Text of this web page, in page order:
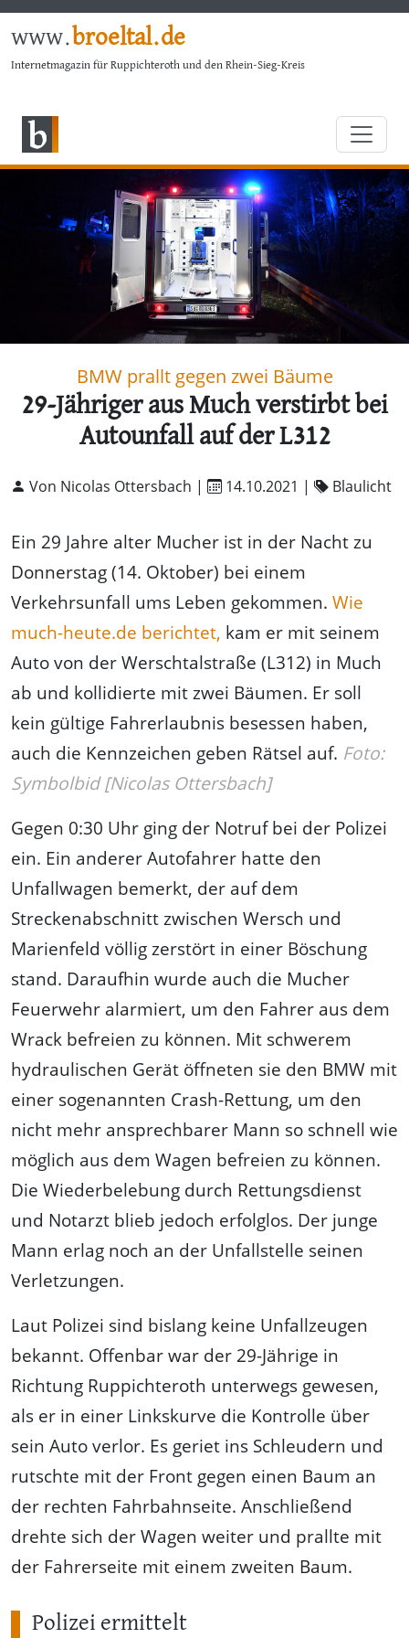
www.broeltal.de
Internetmagazin für Ruppichteroth und den Rhein-Sieg-Kreis
BMW prallt gegen zwei Bäume
29-Jähriger aus Much verstirbt bei
Autounfall auf der L312
Von Nicolas Ottersbach | 14.10.2021 | Blaulicht
Ein 29 Jahre alter Mucher ist in der Nacht zu
Donnerstag (14. Oktober) bei einem
Verkehrsunfall ums Leben gekommen. Wie
much-heute.de berichtet, kam er mit seinem
Auto von der Werschtalstraße (L312) in Much
ab und kollidierte mit zwei Bäumen. Er soll
kein gültige Fahrerlaubnis besessen haben,
auch die Kennzeichen geben Rätsel auf. Foto:
Symbolbid [Nicolas Ottersbach]
Gegen 0:30 Uhr ging der Notruf bei der Polizei
ein. Ein anderer Autofahrer hatte den
Unfallwagen bemerkt, der auf dem
Streckenabschnitt zwischen Wersch und
Marienfeld völlig zerstört in einer Böschung
stand. Daraufhin wurde auch die Mucher
Feuerwehr alarmiert, um den Fahrer aus dem
Wrack befreien zu können. Mit schwerem
hydraulischen Gerät öffneten sie den BMW mit
einer sogenannten Crash-Rettung, um den
nicht mehr ansprechbarer Mann so schnell wie
möglich aus dem Wagen befreien zu können.
Die Wiederbelebung durch Rettungsdienst
und Notarzt blieb jedoch erfolglos. Der junge
Mann erlag noch an der Unfallstelle seinen
Verletzungen.
Laut Polizei sind bislang keine Unfallzeugen
bekannt. Offenbar war der 29-Jährige in
Richtung Ruppichteroth unterwegs gewesen,
als er in einer Linkskurve die Kontrolle über
sein Auto verlor. Es geriet ins Schleudern und
rutschte mit der Front gegen einen Baum an
der rechten Fahrbahnseite. Anschließend
drehte sich der Wagen weiter und prallte mit
der Fahrerseite mit einem zweiten Baum.
Polizei ermittelt